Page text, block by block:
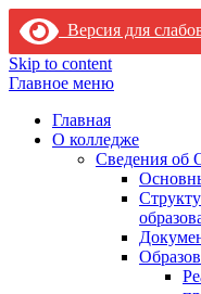
Версия для
Skip to content
Главное меню
Главная
О колледже
Сведения об